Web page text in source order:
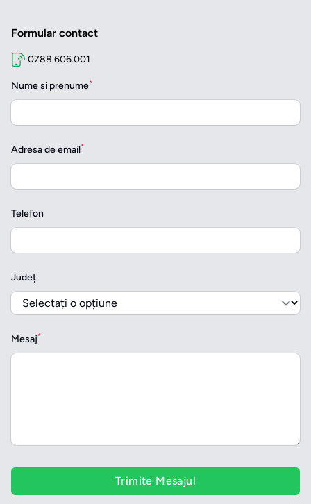
Formular contact
0788.606.001
Nume si prenume*
Adresa de email*
Telefon
Județ
Mesaj*
Trimite Mesajul